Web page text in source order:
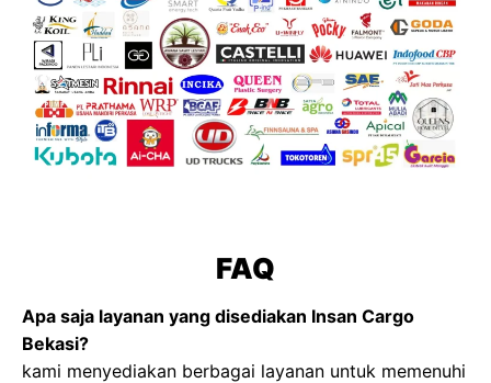
FAQ
Apa saja layanan yang disediakan Insan Cargo
Bekasi?
kami menyediakan berbagai layanan untuk memenuhi